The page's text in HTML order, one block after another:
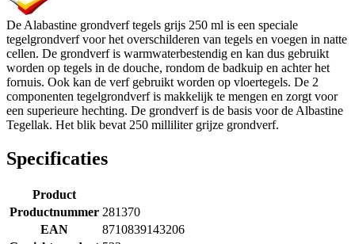
De Alabastine grondverf tegels grijs 250 ml is een speciale
tegelgrondverf voor het overschilderen van tegels en voegen in natte
cellen. De grondverf is warmwaterbestendig en kan dus gebruikt
worden op tegels in de douche, rondom de badkuip en achter het
fornuis. Ook kan de verf gebruikt worden op vloertegels. De 2
componenten tegelgrondverf is makkelijk te mengen en zorgt voor
een superieure hechting. De grondverf is de basis voor de Albastine
Tegellak. Het blik bevat 250 milliliter grijze grondverf.
Specificaties
Product
Productnummer 281370
EAN
8710839143206